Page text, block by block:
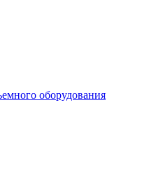
оборудования